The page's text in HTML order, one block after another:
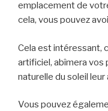
emplacement de
cela, vous pouvez
Cela est intéressant,
artificiel, abîmera vos
naturelle du soleil
Vous pouvez